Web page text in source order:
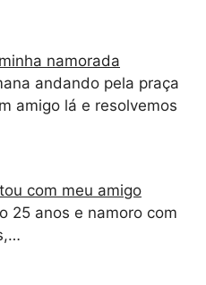
namorada
andando pela praça
amigo lá e resolvemos
com meu amigo
25 anos e namoro com